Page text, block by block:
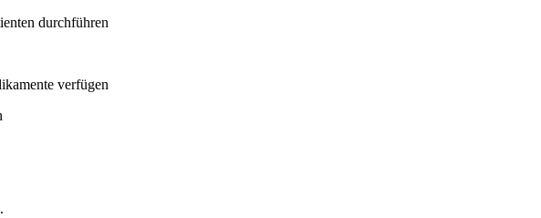
durchführen
verfügen